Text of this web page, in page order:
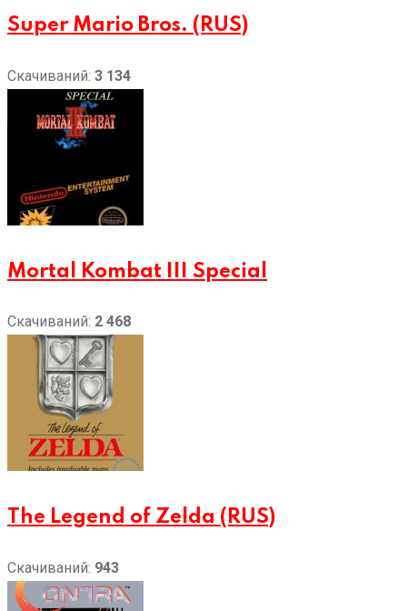
Super Mario Bros. (RUS)
Скачиваний: 3 134
Mortal Kombat III Special
Скачиваний: 2 468
The Legend of Zelda (RUS)
Скачиваний: 943